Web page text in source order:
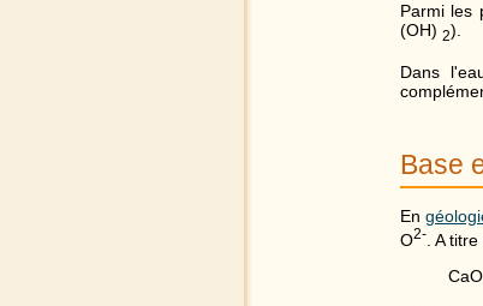
Parmi les
(OH) 2).
Dans
Base
En
O2-. A